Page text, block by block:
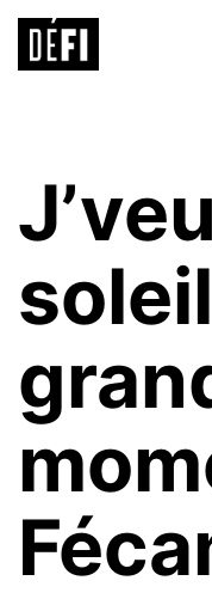
Aller
Défi